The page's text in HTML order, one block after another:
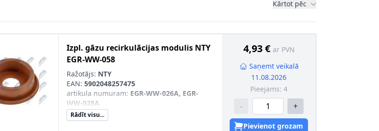
Kārtot pēc
Izpl. gāzu recirkulācijas modulis NTY
EGR-WW-058
Ražotājs: NTY
EAN: 5902048257475
artikula numuram: EGR-WW-026A, EGR-
WW-028A
Rādīt visu...
4,93 € ar PVN
Saņemt veikalā
11.08.2026
Pieejams: 4
- +
Pievienot grozam